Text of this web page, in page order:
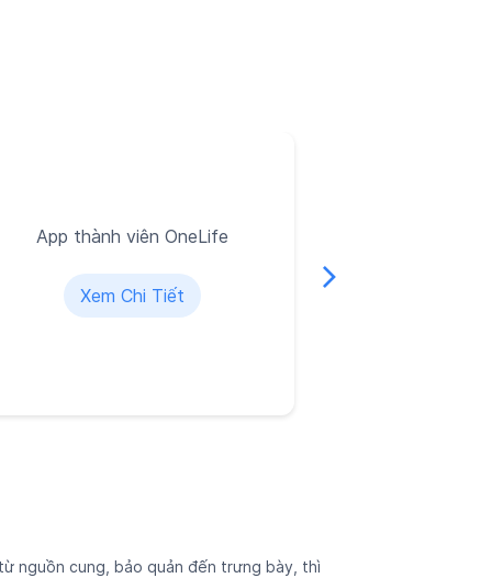
App thành viên OneLife
Xem Chi Tiết
nguồn cung, bảo quản đến trưng bày, thì